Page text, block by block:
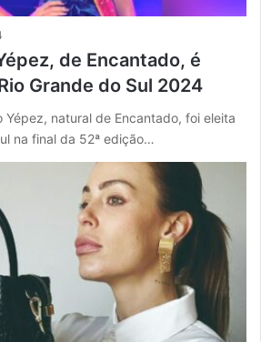
de Encantado, é
Grande do Sul 2024
Yépez, natural de Encantado, foi eleita
na final da 52ª edição…